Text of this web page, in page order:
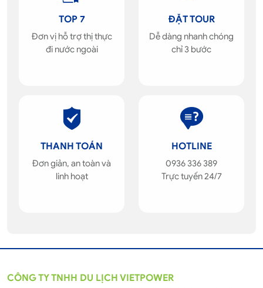
TOP 7
Đơn vị hỗ trợ thị thực
đi nước ngoài
ĐẶT TOUR
Dễ dàng nhanh chóng
chỉ 3 bước
THANH TOÁN
Đơn giản, an toàn và
linh hoạt
HOTLINE
0936 336 389
Trực tuyến 24/7
CÔNG TY TNHH DU LỊCH VIETPOWER